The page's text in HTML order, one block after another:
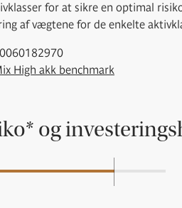
for at sikre en optimal
af vægtene for de enkelte
High akk benchmark
og